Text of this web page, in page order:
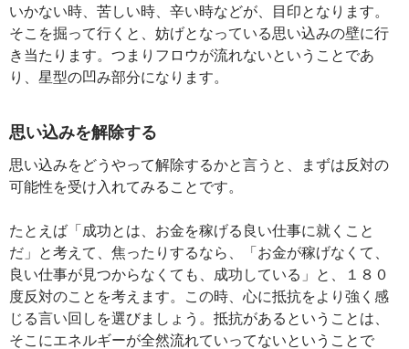
いかない時、苦しい時、辛い時などが、目印となります。
そこを掘って行くと、妨げとなっている思い込みの壁に行
き当たります。つまりフロウが流れないということであ
り、星型の凹み部分になります。
思い込みを解除する
思い込みをどうやって解除するかと言うと、まずは反対の
可能性を受け入れてみることです。
たとえば「成功とは、お金を稼げる良い仕事に就くこと
だ」と考えて、焦ったりするなら、「お金が稼げなくて、
良い仕事が見つからなくても、成功している」と、１８０
度反対のことを考えます。この時、心に抵抗をより強く感
じる言い回しを選びましょう。抵抗があるということは、
そこにエネルギーが全然流れていってないということで